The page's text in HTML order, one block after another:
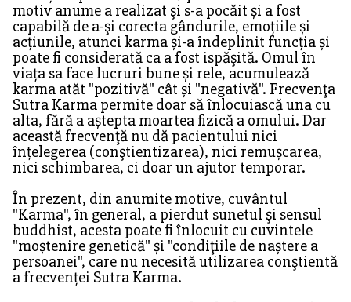
motiv anume a realizat şi s-a pocăit și a fost
capabilă de a-şi corecta gândurile, emoțiile și
acțiunile, atunci karma și-a îndeplinit funcția și
poate fi considerată ca a fost ispăşită. Omul în
viața sa face lucruri bune și rele, acumulează
karma atăt "pozitivă" cât și "negativă". Frecvenţa
Sutra Karma permite doar să înlocuiască una cu
alta, fără a aștepta moartea fizică a omului. Dar
această frecvenţă nu dă pacientului nici
înțelegerea (conştientizarea), nici remușcarea,
nici schimbarea, ci doar un ajutor temporar.
În prezent, din anumite motive, cuvântul
"Karma", în general, a pierdut sunetul şi sensul
buddhist, acesta poate fi înlocuit cu cuvintele
"moștenire genetică" și "condiţiile de naștere a
persoanei", care nu necesită utilizarea conştientă
a frecvenței Sutra Karma.